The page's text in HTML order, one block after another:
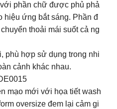
phần chữ được phủ phả
hiệu ứng bắt sáng. Phần đ
thoải mái suốt cả ng
phù hợp sử dụng trong nhi
cảnh khác nhau.
mạo mới với họa tiết wash
oversize đem lại cảm gi